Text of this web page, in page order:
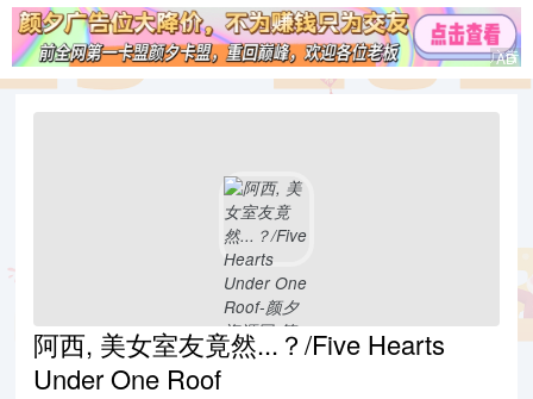
阿西, 美女室友竟然...？/Five Hearts
Under One Roof